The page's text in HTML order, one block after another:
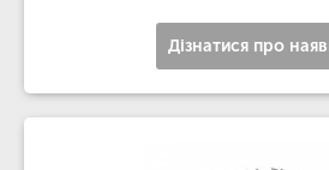
Дізнатися про